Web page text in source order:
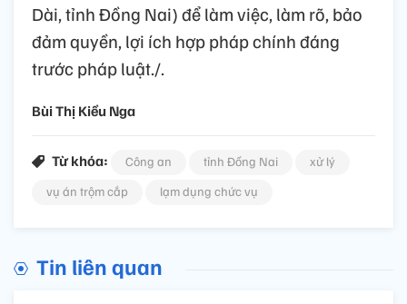
Dài, tỉnh Đồng Nai) để làm việc, làm rõ, bảo
đảm quyền, lợi ích hợp pháp chính đáng
trước pháp luật./.
Bùi Thị Kiều Nga
Từ khóa: Công an tỉnh Đồng Nai
xử lý
vụ án trộm cắp
lạm dụng chức vụ
Tin liên quan